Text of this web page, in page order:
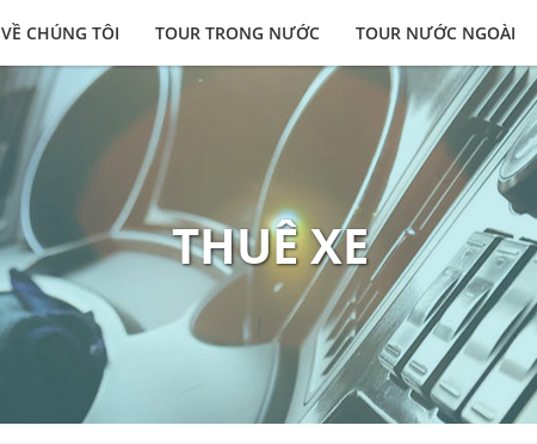
VỀ CHÚNG TÔI TOUR TRONG NƯỚC TOUR NƯỚC NGOÀI
THUÊ XE